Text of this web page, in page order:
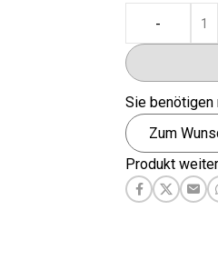
-
Sie
Zum
Produkt